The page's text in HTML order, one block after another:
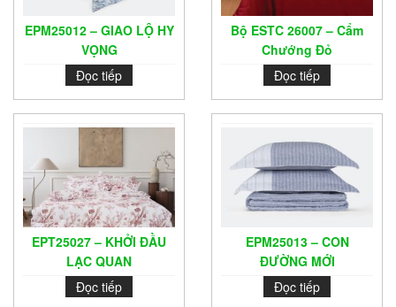
EPM25012 – GIAO LỘ HY
VỌNG
Đọc tiếp
Bộ ESTC 26007 – Cẩm
Chướng Đỏ
Đọc tiếp
EPT25027 – KHỞI ĐẦU
LẠC QUAN
Đọc tiếp
EPM25013 – CON
ĐƯỜNG MỚI
Đọc tiếp